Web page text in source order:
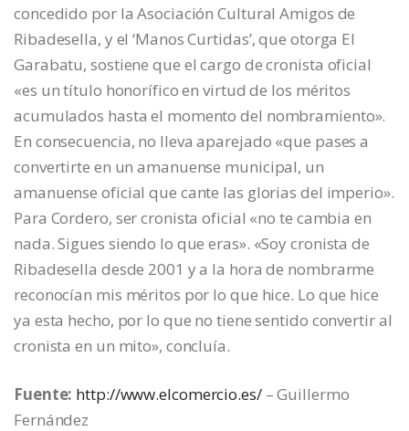
concedido por la Asociación Cultural Amigos de
Ribadesella, y el ‘Manos Curtidas’, que otorga El
Garabatu, sostiene que el cargo de cronista oficial
«es un título honorífico en virtud de los méritos
acumulados hasta el momento del nombramiento».
En consecuencia, no lleva aparejado «que pases a
convertirte en un amanuense municipal, un
amanuense oficial que cante las glorias del imperio».
Para Cordero, ser cronista oficial «no te cambia en
nada. Sigues siendo lo que eras». «Soy cronista de
Ribadesella desde 2001 y a la hora de nombrarme
reconocían mis méritos por lo que hice. Lo que hice
ya esta hecho, por lo que no tiene sentido convertir al
cronista en un mito», concluía.
Fuente: http://www.elcomercio.es/– Guillermo
Fernández